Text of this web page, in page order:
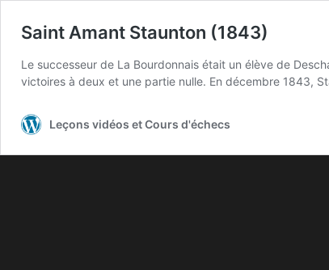
Saint Amant Staunton (1843)
Le successeur de La Bourdonnais était un élève de
victoires à deux et une partie nulle. En décembre 1843,
Leçons vidéos et Cours d'échecs